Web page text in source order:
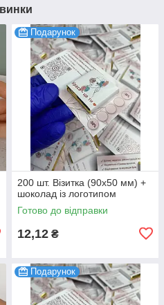
Подарунок
200 шт. Візитка (90х50 мм) +
шоколад із логотипом
Готово до відправки
12,12 ₴
Подарунок